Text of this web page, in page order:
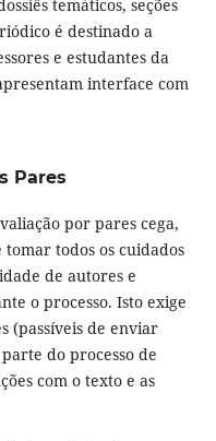
temáticos, seções
é destinado a
e estudantes da
interface com
Pares
por pares cega,
tomar todos os cuidados
de autores e
o processo. Isto exige
(passíveis de enviar
do processo de
com o texto e as